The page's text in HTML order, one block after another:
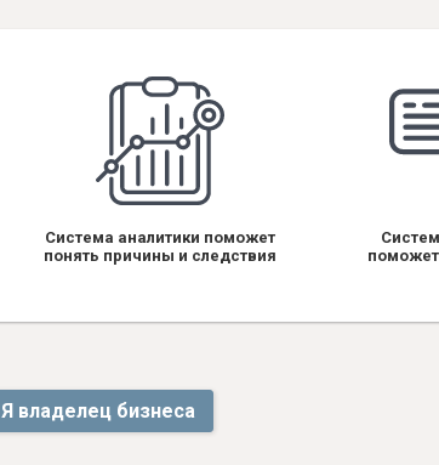
Система аналитики поможет
понять причины и следствия
поможет
Я владелец бизнеса